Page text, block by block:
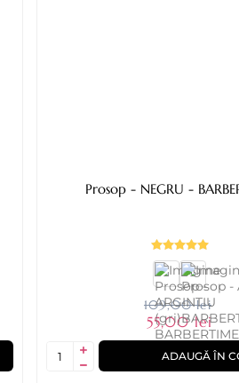
Prosop -
109,00 lei
55,00 lei
ADAUGĂ ÎN